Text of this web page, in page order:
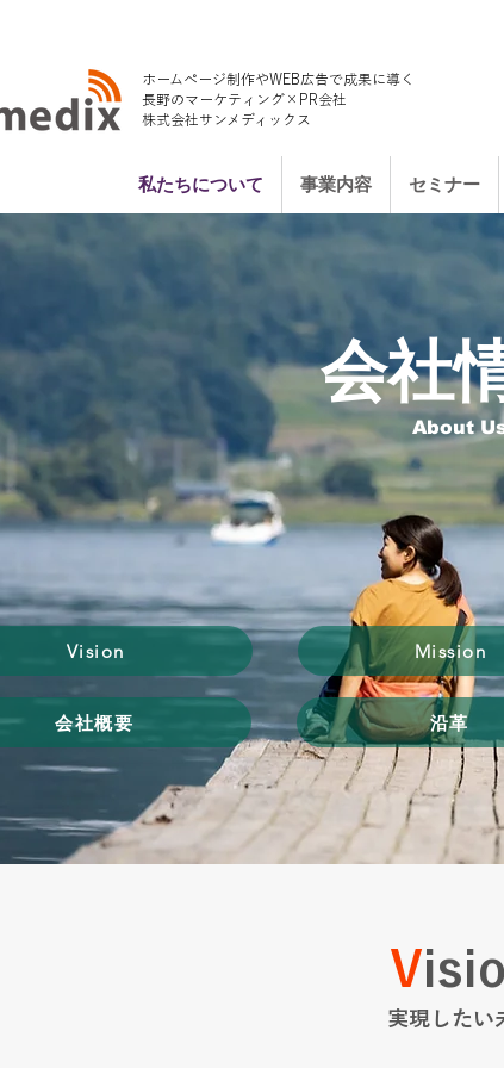
ホームページ制作やWEB広告で成果に導く
長野のマーケティング×PR会社
​株式会社サンメディックス
私たちについて 事業内容 セミナー
会社
​About
Vision
会社概要
Mission
沿革
V
実現したい